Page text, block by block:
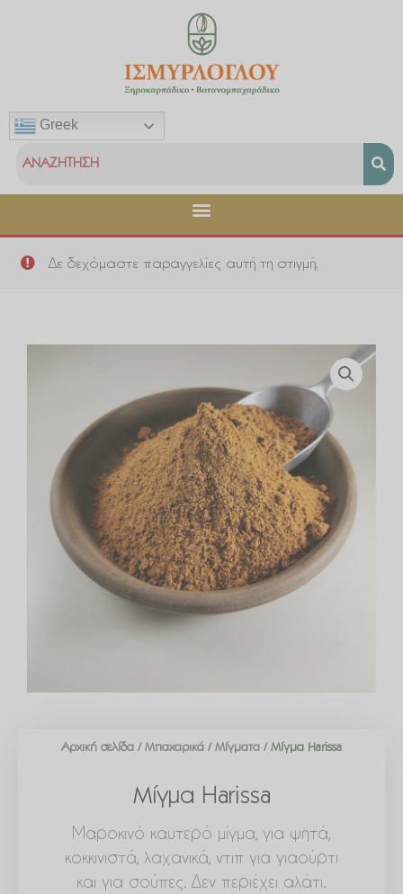
Greek
Δε δεχόμαστε παραγγελίες αυτή τη στιγμή.
Αρχική σελίδα / Μπαχαρικά / Μίγματα / Μίγμα Harissa
Μίγμα Harissa
Μαροκινό καυτερό μίγμα, για ψητά,
κοκκινιστά, λαχανικά, ντιπ για γιαούρτι
και για σούπες. Δεν περιέχει αλάτι.